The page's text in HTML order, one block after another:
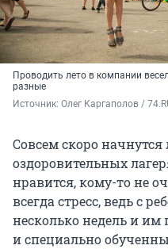
Проводить лето в компании
разные
Источник: Олег Каргаполов /
Совсем скоро
оздоровительных
нравится, кому-то не
всегда стресс, ведь с
несколько недель и им
и специально